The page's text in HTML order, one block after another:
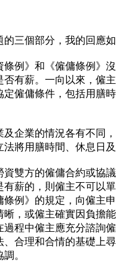
的三個部分，我的回應
條例》和《僱傭條例》
否有薪。一向以來，僱
定僱傭條件，包括用膳
業的情況各有不同，
法將用膳時間、休息日
資雙方的僱傭合約或協
有薪的，則僱主不可以
條例》的規定，向僱主
晰，或僱主確實因負擔
過程中僱主應充分諮詢
、合理和合情的基礎上
。